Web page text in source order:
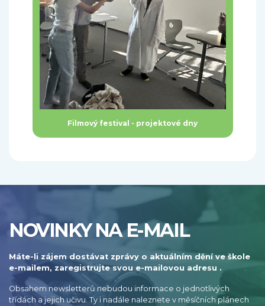
Filmový festival - projektové dny
NOVINKY NA E-MAIL
Máte-li zájem dostávat zprávy o aktuálním dění ve škole
e-mailem, zaregistrujte svou e-mailovou adresu .
Obsahem newsletterů nebudou informace o jednotlivých
třídách a jejich učivu. Ty i nadále naleznete v měsíčních plánech